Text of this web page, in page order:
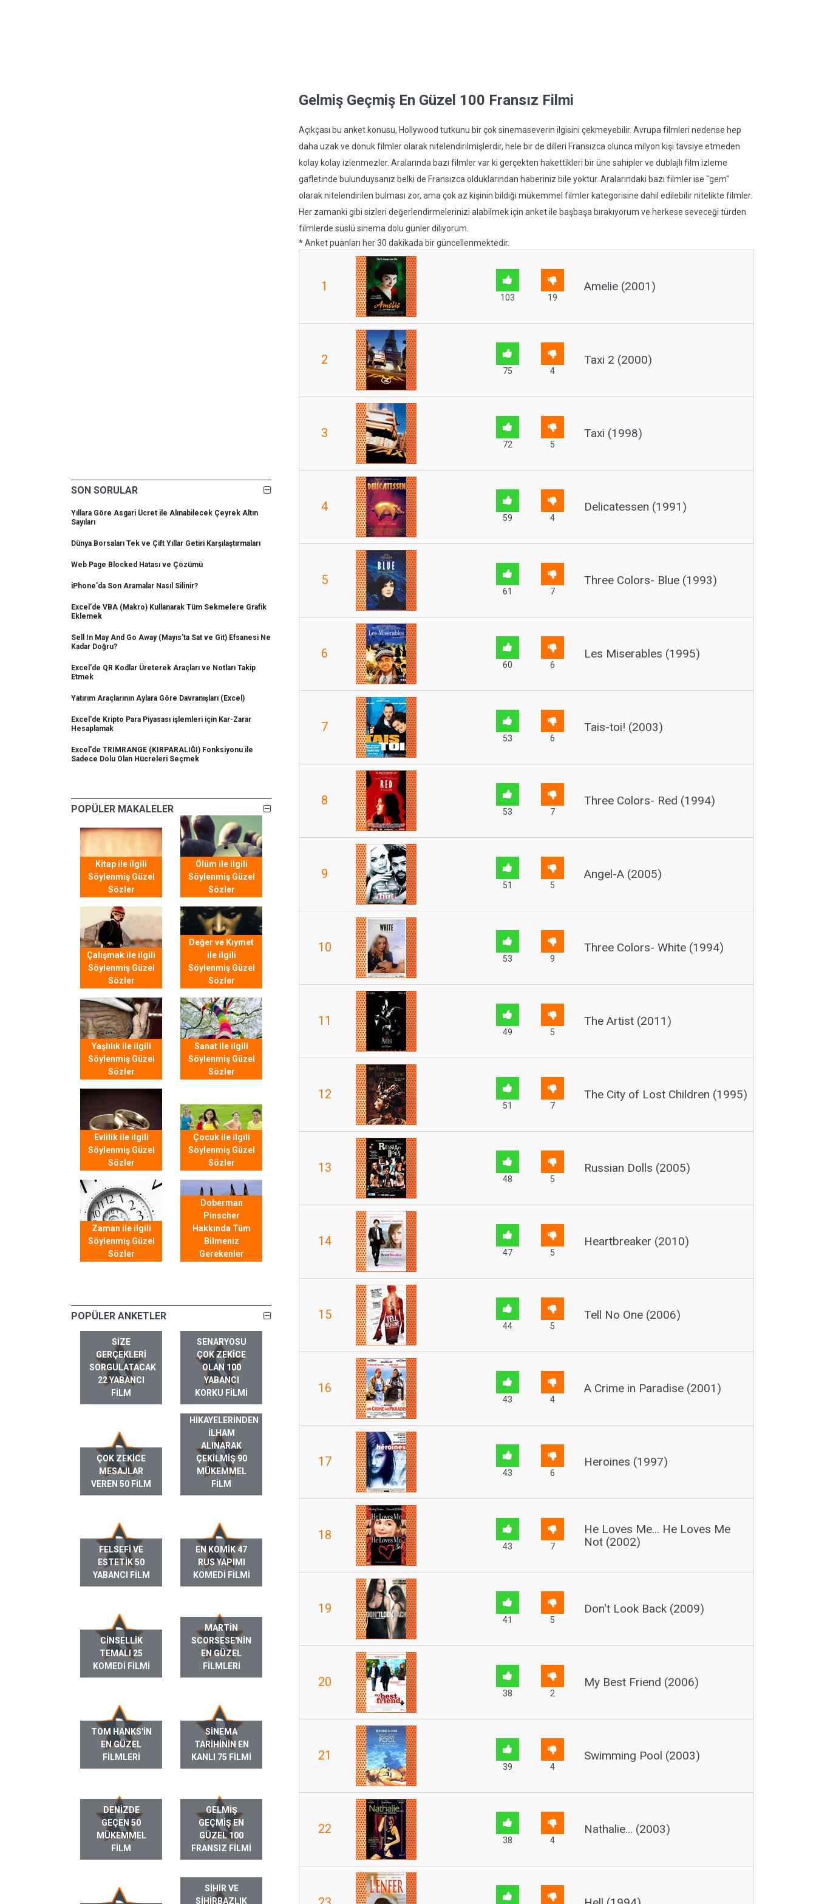
SON SORULAR
Yıllara Göre Asgari Ücret ile Alınabilecek Çeyrek Altın
Sayıları
Dünya Borsaları Tek ve Çift Yıllar Getiri Karşılaştırmaları
Web Page Blocked Hatası ve Çözümü
iPhone'da Son Aramalar Nasıl Silinir?
Excel'de VBA (Makro) Kullanarak Tüm Sekmelere Grafik
Eklemek
Sell In May And Go Away (Mayıs'ta Sat ve Git) Efsanesi Ne
Kadar Doğru?
Excel'de QR Kodlar Üreterek Araçları ve Notları Takip
Etmek
Yatırım Araçlarının Aylara Göre Davranışları (Excel)
Excel'de Kripto Para Piyasası işlemleri için Kar-Zarar
Hesaplamak
Excel'de TRIMRANGE (KIRPARALIĞI) Fonksiyonu ile
Sadece Dolu Olan Hücreleri Seçmek
POPÜLER MAKALELER
Kitap ile ilgili
Söylenmiş Güzel
Sözler
Ölüm ile ilgili
Söylenmiş Güzel
Sözler
Çalışmak ile ilgili
Söylenmiş Güzel
Sözler
Değer ve Kıymet
ile ilgili
Söylenmiş Güzel
Sözler
Yaşlılık ile ilgili
Söylenmiş Güzel
Sözler
Sanat ile ilgili
Söylenmiş Güzel
Sözler
Evlilik ile ilgili
Söylenmiş Güzel
Sözler
Çocuk ile ilgili
Söylenmiş Güzel
Sözler
Zaman ile ilgili
Söylenmiş Güzel
Sözler
Doberman
Pinscher
Hakkında Tüm
Bilmeniz
Gerekenler
POPÜLER ANKETLER
SIZE
GERÇEKLERI
SORGULATACAK
22 YABANCI
FILM
SENARYOSU
ÇOK ZEKICE
OLAN 100
YABANCI
KORKU FILMI
ÇOK ZEKICE
MESAJLAR
VEREN 50 FILM
GERÇEK HAYAT
HIKAYELERINDEN
ILHAM
ALINARAK
ÇEKILMIŞ 90
MÜKEMMEL
FILM
FELSEFI VE
ESTETIK 50
YABANCI FILM
EN KOMIK 47
RUS YAPIMI
KOMEDI FILMI
CINSELLIK
TEMALI 25
KOMEDI FILMI
MARTIN
SCORSESE'NIN
EN GÜZEL
FILMLERI
TOM HANKS'IN
EN GÜZEL
FILMLERI
SINEMA
TARIHININ EN
KANLI 75 FILMI
DENIZDE
GEÇEN 50
MÜKEMMEL
FILM
GELMIŞ
GEÇMIŞ EN
GÜZEL 100
FRANSIZ FILMI
SIHIR VE
SIHIRBAZLIK
Gelmiş Geçmiş En Güzel 100 Fransız Filmi
Açıkçası bu anket konusu, Hollywood tutkunu bir çok sinemaseverin ilgisini çekmeyebilir. Avrupa filmleri nedense hep
daha uzak ve donuk filmler olarak nitelendirilmişlerdir, hele bir de dilleri Fransızca olunca milyon kişi tavsiye etmeden
kolay kolay izlenmezler. Aralarında bazı filmler var ki gerçekten hakettikleri bir üne sahipler ve dublajlı film izleme
gafletinde bulunduysanız belki de Fransızca olduklarından haberiniz bile yoktur. Aralarındaki bazı filmler ise "gem"
olarak nitelendirilen bulması zor, ama çok az kişinin bildiği mükemmel filmler kategorisine dahil edilebilir nitelikte filmler.
Her zamanki gibi sizleri değerlendirmelerinizi alabilmek için anket ile başbaşa bırakıyorum ve herkese seveceği türden
filmlerde süslü sinema dolu günler diliyorum.
* Anket puanları her 30 dakikada bir güncellenmektedir.
1
103 19
Amelie (2001)
2
75 4
Taxi 2 (2000)
3
72 5
Taxi (1998)
4
59 4
Delicatessen (1991)
5
61 7
Three Colors- Blue (1993)
6
60 6
Les Miserables (1995)
7
53 6
Tais-toi! (2003)
8
53 7
Three Colors- Red (1994)
9
51 5
Angel-A (2005)
10
53 9
Three Colors- White (1994)
11
49 5
The Artist (2011)
12
51 7
The City of Lost Children (1995)
13
48 5
Russian Dolls (2005)
14
47 5
Heartbreaker (2010)
15
44 5
Tell No One (2006)
16
43 4
A Crime in Paradise (2001)
17
43 6
Heroines (1997)
18
43 7
He Loves Me... He Loves Me
Not (2002)
19
41 5
Don't Look Back (2009)
20
38 2
My Best Friend (2006)
21
39 4
Swimming Pool (2003)
22
38 4
Nathalie... (2003)